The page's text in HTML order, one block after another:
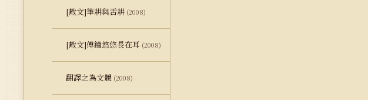
[散文]筆耕與舌耕 (2008)
[散文]傅鐘悠悠長在耳 (2008)
翻譯之為文體 (2008)